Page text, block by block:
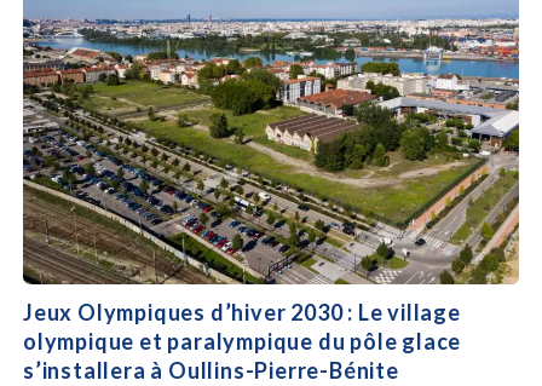
Jeux Olympiques d’hiver 2030 : Le village
olympique et paralympique du pôle glace
s’installera à Oullins-Pierre-Bénite